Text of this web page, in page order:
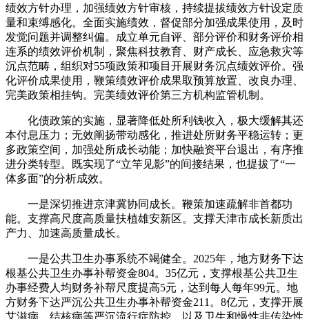
绩效方针办理，加强绩效方针审核，持续提拔绩效方针设定质
量和束缚感化。全面实施绩效，督促部分加强成果使用，及时
发觉问题并调整纠偏。成立单元自评、部分评价和财务评价相
连系的绩效评价机制，聚焦科技教育、财产成长、应急救灾等
沉点范畴，组织对55项政策和项目开展财务沉点绩效评价。强
化评价成果使用，鞭策绩效评价成果取预算放置、改良办理、
完美政策相挂钩。完美绩效评价第三方机构监管机制。
化债政策的实施，显著降低处所利钱收入，极大缓解其还
本付息压力；无效阐扬带动感化，推进处所财务平稳运转；更
多政策空间，加强处所成长动能；加快融资平台退出，有序推
进分类转型。既实现了“立竿见影”的间接结果，也提拔了“一
体多面”的分析成效。
一是深切推进京津冀协同成长。鞭策加速疏解非首都功
能。支撑高尺度高质量扶植雄安新区。支撑天津市成长新质出
产力、加速高质量成长。
一是公共卫生办事系统不竭健全。2025年，地方财务下达
根基公共卫生办事补帮资金804。35亿元，支撑根基公共卫生
办事经费人均财务补帮尺度提高5元，达到每人每年99元。地
方财务下达严沉公共卫生办事补帮资金211。8亿元，支撑开展
艾滋病、结核病等严沉流行症防控，以及卫生和慢性非传染性